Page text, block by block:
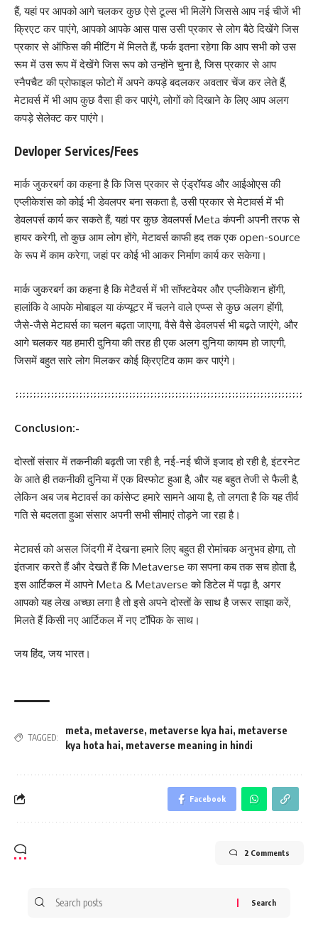
हैं, यहां पर आपको आगे चलकर कुछ ऐसे टूल्स भी मिलेंगे जिससे आप नई चीजें भी
क्रिएट कर पाएंगे, आपको आपके आस पास उसी प्रकार से लोग बैठे दिखेंगे जिस
प्रकार से ऑफिस की मीटिंग में मिलते हैं, फर्क इतना रहेगा कि आप सभी को उस
रूम में उस रूप में देखेंगे जिस रूप को उन्होंने चुना है, जिस प्रकार से आप
स्नैपचैट की प्रोफाइल फोटो में अपने कपड़े बदलकर अवतार चेंज कर लेते हैं,
मेटावर्स में भी आप कुछ वैसा ही कर पाएंगे, लोगों को दिखाने के लिए आप अलग
कपड़े सेलेक्ट कर पाएंगे।
Devloper Services/Fees
मार्क जुकरबर्ग का कहना है कि जिस प्रकार से एंड्रॉयड और आईओएस की
एप्लीकेशंस को कोई भी डेवलपर बना सकता है, उसी प्रकार से मेटावर्स में भी
डेवलपर्स कार्य कर सकते हैं, यहां पर कुछ डेवलपर्स Meta कंपनी अपनी तरफ से
हायर करेगी, तो कुछ आम लोग होंगे, मेटावर्स काफी हद तक एक open-source
के रूप में काम करेगा, जहां पर कोई भी आकर निर्माण कार्य कर सकेगा।
मार्क जुकरबर्ग का कहना है कि मेटैवर्स में भी सॉफ्टवेयर और एप्लीकेशन होंगी,
हालांकि वे आपके मोबाइल या कंप्यूटर में चलने वाले एप्प्स से कुछ अलग होंगी,
जैसे-जैसे मेटावर्स का चलन बढ़ता जाएगा, वैसे वैसे डेवलपर्स भी बढ़ते जाएंगे, और
आगे चलकर यह हमारी दुनिया की तरह ही एक अलग दुनिया कायम हो जाएगी,
जिसमें बहुत सारे लोग मिलकर कोई क्रिएटिव काम कर पाएंगे।
Conclusion:-
दोस्तों संसार में तकनीकी बढ़ती जा रही है, नई-नई चीजें इजाद हो रही है, इंटरनेट
के आते ही तकनीकी दुनिया में एक विस्फोट हुआ है, और यह बहुत तेजी से फैली है,
लेकिन अब जब मेटावर्स का कांसेप्ट हमारे सामने आया है, तो लगता है कि यह तीर्व
गति से बदलता हुआ संसार अपनी सभी सीमाएं तोड़ने जा रहा है।
मेटावर्स को असल जिंदगी में देखना हमारे लिए बहुत ही रोमांचक अनुभव होगा, तो
इंतजार करते हैं और देखते हैं कि Metaverse का सपना कब तक सच होता है,
इस आर्टिकल में आपने Meta & Metaverse को डिटेल में पढ़ा है, अगर
आपको यह लेख अच्छा लगा है तो इसे अपने दोस्तों के साथ है जरूर साझा करें,
मिलते हैं किसी नए आर्टिकल में नए टॉपिक के साथ।
जय हिंद, जय भारत।
TAGGED:
meta, metaverse, metaverse kya hai, metaverse
kya hota hai, metaverse meaning in hindi
Facebook
2 Comments
Search